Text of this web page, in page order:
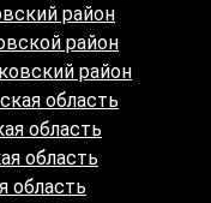
район
район
район
область
область
область
область